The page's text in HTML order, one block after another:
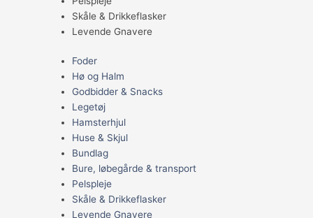
Skåle & Drikkeflasker
Levende Gnavere
Foder
Hø og Halm
Godbidder & Snacks
Legetøj
Hamsterhjul
Huse & Skjul
Bundlag
Bure, løbegårde & transport
Pelspleje
Skåle & Drikkeflasker
Levende Gnavere